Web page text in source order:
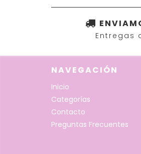
Entregas
NAVEGACIÓN
Inicio
Categorías
Contacto
Preguntas Frecuentes